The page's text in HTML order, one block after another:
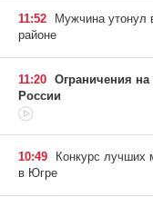
11:52
Мужчина утонул
районе
11:20 Ограничения
России
10:49
Конкурс лучших
в Югре